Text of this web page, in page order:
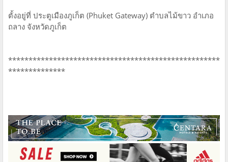
ตั้งอยู่ที่ ประตูเมืองภูเก็ต (Phuket Gateway) ตำบลไม้ขาว อำเภอ
ถลาง จังหวัดภูเก็ต
****************************************************
**************